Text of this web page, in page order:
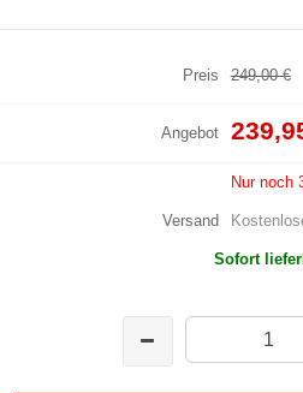
Preis 249,00 €
Angebot
Nur noch
Versand
Sofort